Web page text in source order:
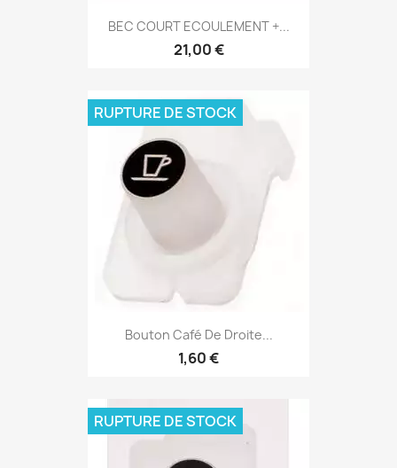
BEC COURT ECOULEMENT +...
21,00 €
Bouton Café De Droite...
1,60 €
RUPTURE DE STOCK
RUPTURE DE STOCK